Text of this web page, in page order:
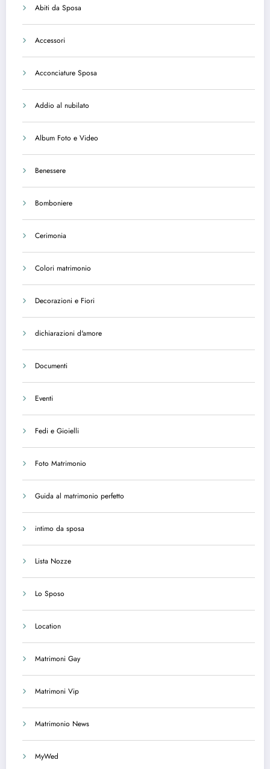
Abiti da Sposa
Accessori
Acconciature Sposa
Addio al nubilato
Album Foto e Video
Benessere
Bomboniere
Cerimonia
Colori matrimonio
Decorazioni e Fiori
dichiarazioni d'amore
Documenti
Eventi
Fedi e Gioielli
Foto Matrimonio
Guida al matrimonio perfetto
intimo da sposa
Lista Nozze
Lo Sposo
Location
Matrimoni Gay
Matrimoni Vip
Matrimonio News
MyWed